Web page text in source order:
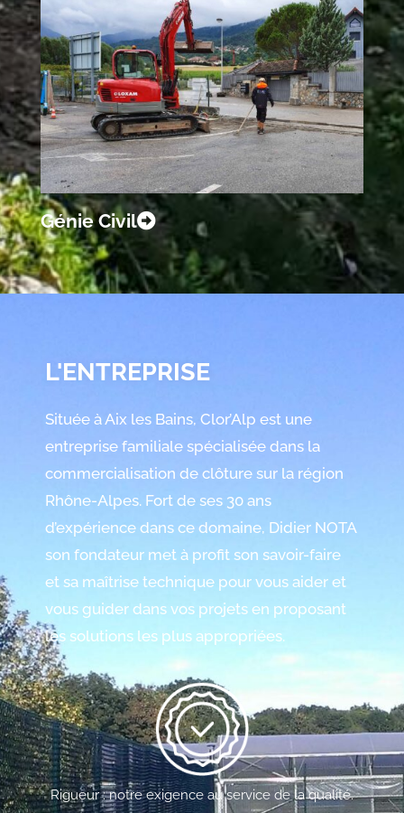
Génie Civil
L'ENTREPRISE
Située à Aix les Bains, Clor’Alp est une
entreprise familiale spécialisée dans la
commercialisation de clôture sur la région
Rhône-Alpes. Fort de ses 30 ans
d’expérience dans ce domaine, Didier NOTA
son fondateur met à profit son savoir-faire
et sa maîtrise technique pour vous aider et
vous guider dans vos projets en proposant
les solutions les plus appropriées.
Rigueur : notre exigence au service de la qualité.